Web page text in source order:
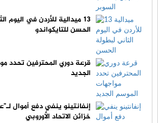
13 ميدالية للأردن في اليوم
الحسن للتايكواندو
قرعة دوري المحترفين تحدد
الجديد
إنفانتينو ينفي دفع أموال
خزائن الاتحاد الأوروبي